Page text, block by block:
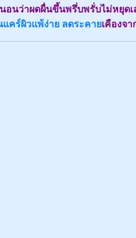
นว่าผดผื่นขึ้นพรึ่บพรั่บไม่หยุดเ
แคร์ผิวแพ้ง่าย ลดระคาเคืองจ